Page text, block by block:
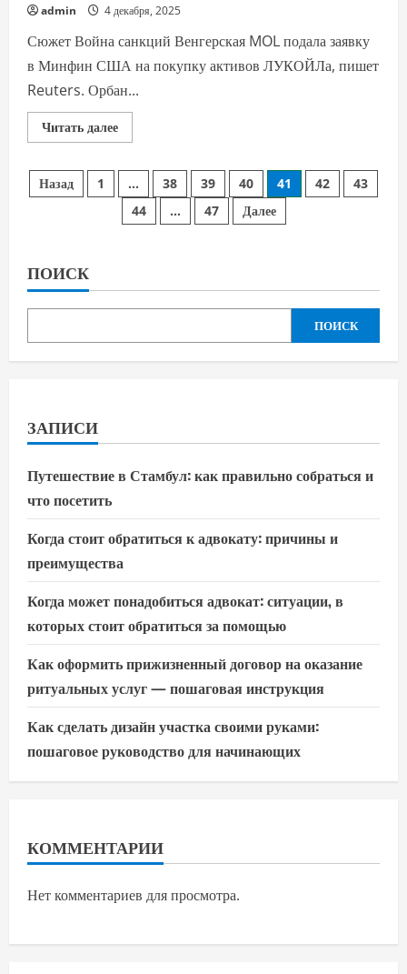
admin 4 декабря, 2025
Сюжет Война санкций Венгерская MOL подала заявку
в Минфин США на покупку активов ЛУКОЙЛа, пишет
Reuters. Орбан...
Читать далееПрочитать
больше
узнал
заявке
венгерской
компании
Пагинация
Назад 1 … 38 39 40 41 42
43
44
… 47 Далее
ПОИСК
ПОИСК
ЗАПИСИ
Путешествие в Стамбул: как правильно собраться и
что посетить
Когда стоит обратиться к адвокату: причины и
преимущества
Когда может понадобиться адвокат: ситуации, в
которых стоит обратиться за помощью
Как оформить прижизненный договор на оказание
ритуальных услуг — пошаговая инструкция
Как сделать дизайн участка своими руками:
пошаговое руководство для начинающих
КОММЕНТАРИИ
Нет комментариев для просмотра.